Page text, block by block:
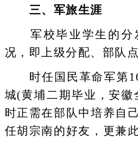
三、军旅生涯
军校毕业学生的分
况，即上级分配、部队
时任国民革命军第16
城(黄埔二期毕业，安
时正需在部队中培养自
任胡宗南的好友，更兼